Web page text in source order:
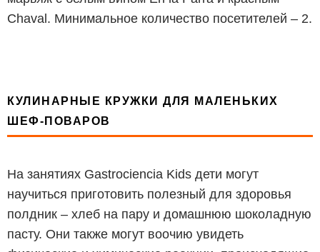
Chaval. Минимальное количество посетителей – 2.
КУЛИНАРНЫЕ КРУЖКИ ДЛЯ МАЛЕНЬКИХ
ШЕФ-ПОВАРОВ
На занятиях Gastrociencia Kids дети могут
научиться приготовить полезный для здоровья
полдник – хлеб на пару и домашнюю шоколадную
пасту. Они также могут воочию увидеть